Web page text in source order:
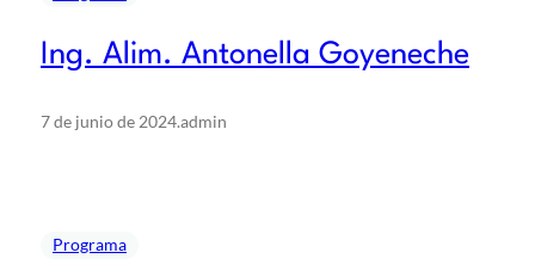
Ing. Alim. Antonella Goyeneche
7 de junio de 2024.admin
Programa